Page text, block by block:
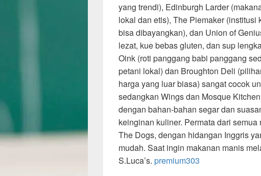
yang trendi), Edinburgh Larder
lokal dan etis), The Piemaker
bisa dibayangkan), dan Union of
lezat, kue bebas gluten, dan sup
Oink (roti panggang babi panggang
petani lokal) dan Broughton Deli
harga yang luar biasa) sangat cocok
sedangkan Wings dan Mosque
dengan bahan-bahan segar dan
keinginan kuliner. Permata dari
The Dogs, dengan hidangan Inggris
mudah. Saat ingin makanan manis
S.Luca’s. premium303